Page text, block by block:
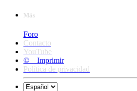
Más
Foro
Contacto
YouTube
© Imprimir
Política de privacidad